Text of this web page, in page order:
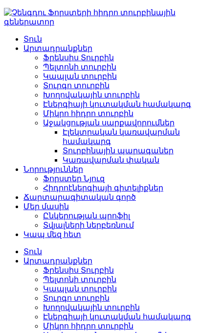
Տուն
Արտադրանքներ
Ֆրենսիս Տուրբին
Պելտոնի տուրբին
Կապլան տուրբին
Տուրգո տուրբին
Խողովակային տուրբին
Էներգիայի կուտակման համակարգ
Միկրո հիդրո տուրբին
Աջակցության սարքավորումներ
Էլեկտրական կառավարման
համակարգ
Տուրբինային պարագաներ
Կառավարման փական
Նորություններ
Ֆորստեր Նյուզ
Հիդրոէներգիայի գիտելիքներ
Ճարտարագիտական ​​​​գործ
Մեր մասին
Ընկերության պրոֆիլ
Տվյալների ներբեռնում
Կապ մեզ հետ
Տուն
Արտադրանքներ
Ֆրենսիս Տուրբին
Պելտոնի տուրբին
Կապլան տուրբին
Տուրգո տուրբին
Խողովակային տուրբին
Էներգիայի կուտակման համակարգ
Միկրո հիդրո տուրբին